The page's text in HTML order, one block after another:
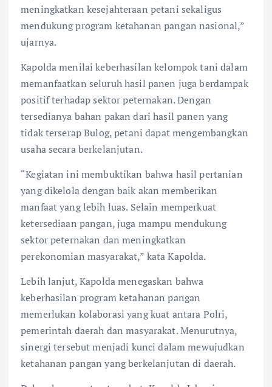
meningkatkan kesejahteraan petani sekaligus
mendukung program ketahanan pangan nasional,”
ujarnya.
Kapolda menilai keberhasilan kelompok tani dalam
memanfaatkan seluruh hasil panen juga berdampak
positif terhadap sektor peternakan. Dengan
tersedianya bahan pakan dari hasil panen yang
tidak terserap Bulog, petani dapat mengembangkan
usaha secara berkelanjutan.
“Kegiatan ini membuktikan bahwa hasil pertanian
yang dikelola dengan baik akan memberikan
manfaat yang lebih luas. Selain memperkuat
ketersediaan pangan, juga mampu mendukung
sektor peternakan dan meningkatkan
perekonomian masyarakat,” kata Kapolda.
Lebih lanjut, Kapolda menegaskan bahwa
keberhasilan program ketahanan pangan
memerlukan kolaborasi yang kuat antara Polri,
pemerintah daerah dan masyarakat. Menurutnya,
sinergi tersebut menjadi kunci dalam mewujudkan
ketahanan pangan yang berkelanjutan di daerah.